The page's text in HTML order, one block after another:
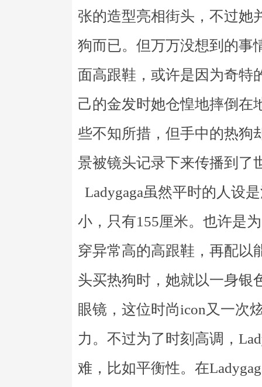
张的造型亮相街头，不过她
狗而已。但万万没想到的事
面高跟鞋，或许是因为奇特
己的金发时她仓惶地摔倒在
些不知所措，但手中的热狗
景被镜头记录下来传播到了
Ladygaga虽然平时的人设
小，只有155厘米。也许是
穿异常高的高跟鞋，再配以
头买热狗时，她就以一身银
眼镜，这位时尚icon又一次
力。不过为了时刻高调，
难，比如平衡性。在